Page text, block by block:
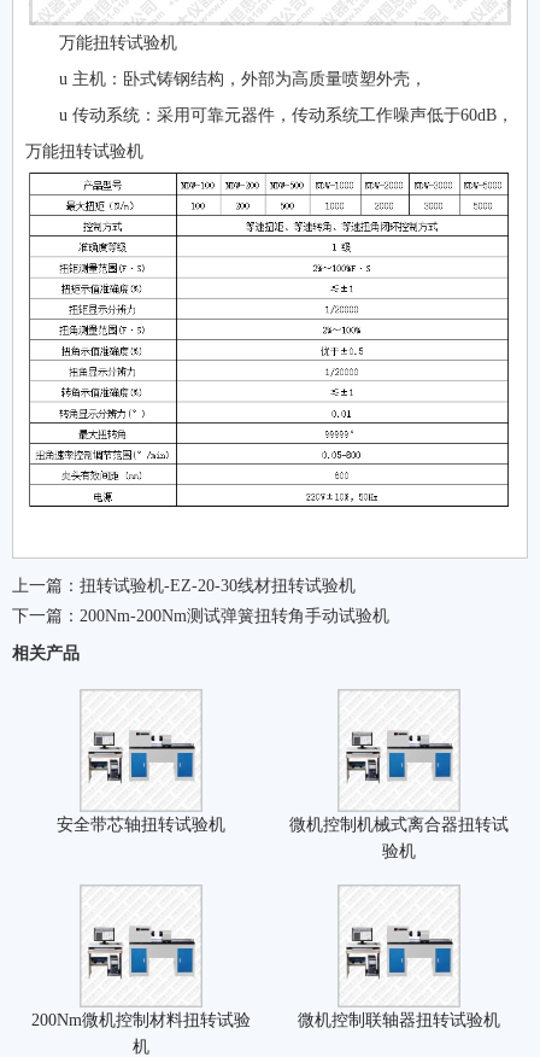
万能扭转试验机
u 主机：卧式铸钢结构，外部为高质量喷塑外壳，
u 传动系统：采用可靠元器件，传动系统工作噪声低于60dB，
万能扭转试验机
上一篇： 扭转试验机-EZ-20-30线材扭转试验机
下一篇： 200Nm-200Nm测试弹簧扭转角手动试验机
相关产品
安全带芯轴扭转试验机
微机控制机械式离合器扭转试
验机
200Nm微机控制材料扭转试验
机
微机控制联轴器扭转试验机